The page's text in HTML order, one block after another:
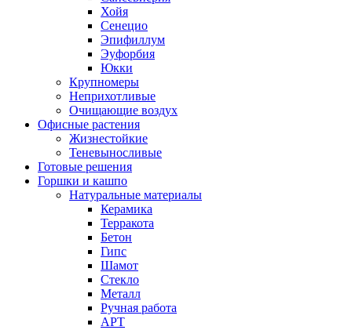
Хойя
Сенецио
Эпифиллум
Эуфорбия
Юкки
Крупномеры
Неприхотливые
Очищающие воздух
Офисные растения
Жизнестойкие
Теневыносливые
Готовые решения
Горшки и кашпо
Натуральные материалы
Керамика
Терракота
Бетон
Гипс
Шамот
Стекло
Металл
Ручная работа
АРТ